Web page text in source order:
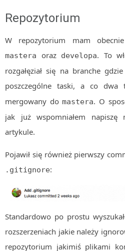
Repozytorium
W repozytorium mam
mastera oraz developa. To
rozgałęział się na branche
poszczególne taski, a co dwa
mergowany domastera. O
jak już wspomniałem
artykule.
Pojawił się również pierwszy
.gitignore:
Standardowo po prostu
rozszerzeniach jakie należy
repozytorium jakimiś plikami